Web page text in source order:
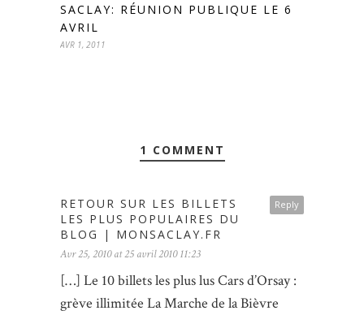
SACLAY: RÉUNION PUBLIQUE LE 6
AVRIL
AVR 1, 2011
1 COMMENT
Reply
RETOUR SUR LES BILLETS
LES PLUS POPULAIRES DU
BLOG | MONSACLAY.FR
Avr 25, 2010 at 25 avril 2010 11:23
[…] Le 10 billets les plus lus Cars d’Orsay :
grève illimitée La Marche de la Bièvre